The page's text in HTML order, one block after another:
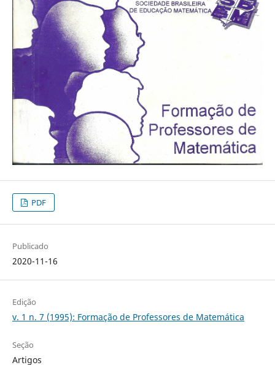
PDF
Publicado
2020-11-16
Edição
v. 1 n. 7 (1995): Formação de Professores de Matemática
Seção
Artigos